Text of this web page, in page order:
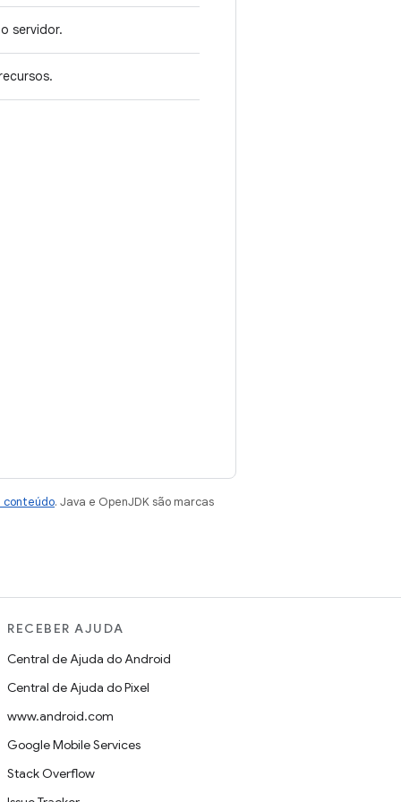
servidor.
conteúdo. Java e OpenJDK são marcas
RECEBER AJUDA
Central de Ajuda do Android
Central de Ajuda do Pixel
www.android.com
Google Mobile Services
Stack Overflow